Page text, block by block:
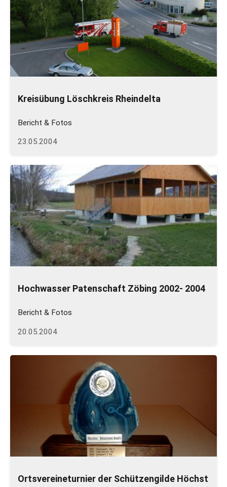
Kreisübung Löschkreis Rheindelta
Bericht & Fotos
23.05.2004
Hochwasser Patenschaft Zöbing 2002- 2004
Bericht & Fotos
20.05.2004
Ortsvereineturnier der Schützengilde Höchst